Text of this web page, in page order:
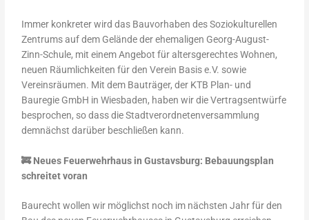
Immer konkreter wird das Bauvorhaben des Soziokulturellen
Zentrums auf dem Gelände der ehemaligen Georg-August-
Zinn-Schule, mit einem Angebot für altersgerechtes Wohnen,
neuen Räumlichkeiten für den Verein Basis e.V. sowie
Vereinsräumen. Mit dem Bauträger, der KTB Plan- und
Bauregie GmbH in Wiesbaden, haben wir die Vertragsentwürfe
besprochen, so dass die Stadtverordnetenversammlung
demnächst darüber beschließen kann.
🚒Neues Feuerwehrhaus in Gustavsburg: Bebauungsplan
schreitet voran
Baurecht wollen wir möglichst noch im nächsten Jahr für den